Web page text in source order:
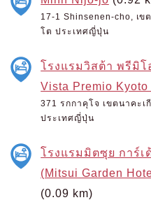
17-1 Shinsenen-cho, เข
โต ประเทศญี่ปุ่น
โรงแรมวิสต้า พรีมิโ
Vista Premio Kyoto
371 รกกาคุโจ เขตนาคะเ
ประเทศญี่ปุ่น
โรงแรมมิตซุย การ์เ
(Mitsui Garden
(0.09 km)